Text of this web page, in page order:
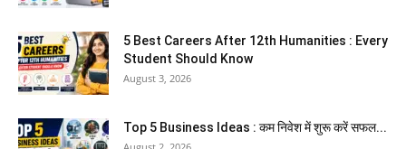
5 Best Careers After 12th Humanities : Every
Student Should Know
August 3, 2026
Top 5 Business Ideas : कम निवेश में शुरू करें सफल...